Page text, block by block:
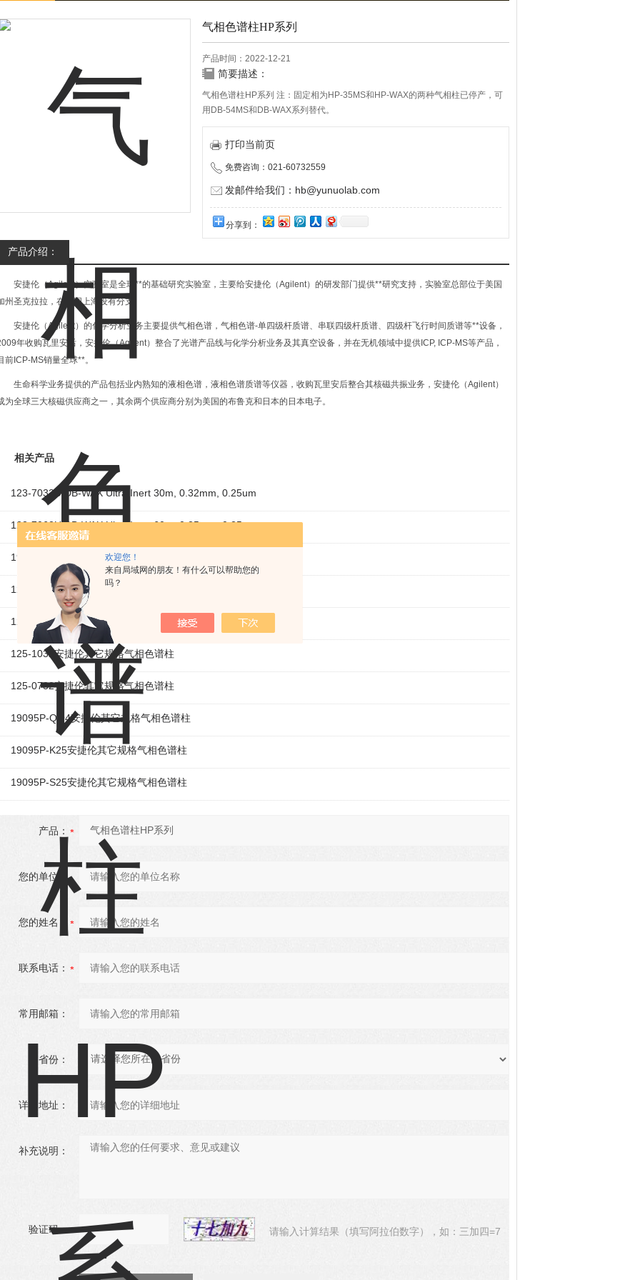
欢迎您！
来自局域网的朋友！有什么可以帮助您的
吗？
气相色谱柱HP系列
产品时间：2022-12-21
简要描述：
气相色谱柱HP系列 注：固定相为HP-35MS和HP-WAX的两种气相柱已停产，可
用DB-54MS和DB-WAX系列替代。
打印当前页
免费咨询：021-60732559
发邮件给我们：hb@yunuolab.com
分享到：
产品介绍：
安捷伦（Agilent）实验室是全球**的基础研究实验室，主要给安捷伦（Agilent）的研发部门提供**研究支持，实验室总部位于美国
州圣克拉拉，在中国上海设有分支。
安捷伦（Agilent）的化学分析业务主要提供气相色谱，气相色谱-单四级杆质谱、串联四级杆质谱、四级杆飞行时间质谱等**设备，
年收购瓦里安后，安捷伦（Agilent）整合了光谱产品线与化学分析业务及其真空设备，并在无机领域中提供ICP, ICP-MS等产品，
前ICP-MS销量全球**。
生命科学业务提供的产品包括业内熟知的液相色谱，液相色谱质谱等仪器，收购瓦里安后整合其核磁共振业务，安捷伦（Agilent）
为全球三大核磁供应商之一，其余两个供应商分别为美国的布鲁克和日本的日本电子。
相关产品
123-7032UIDB-WAX Ultra Inert 30m, 0.32mm, 0.25um
122-7062UIDB-WAX Ultra Inert 60m, 0.25mm, 0.25um
19091F-433气相色谱柱HP系列
123-1334安捷伦 DB-624色谱柱
125-1334安捷伦 DB-624色谱柱
125-1032安捷伦其它规格气相色谱柱
125-0732安捷伦其它规格气相色谱柱
19095P-QO4安捷伦其它规格气相色谱柱
19095P-K25安捷伦其它规格气相色谱柱
19095P-S25安捷伦其它规格气相色谱柱
产品：
您的单位：
您的姓名：
联系电话：
常用邮箱：
省份：
详细地址：
补充说明：
验证码： 请输入计算结果（填写阿拉伯数字），如：三加四=7